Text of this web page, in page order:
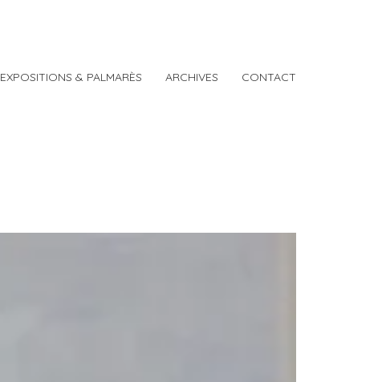
EXPOSITIONS & PALMARÈS ARCHIVES CONTACT